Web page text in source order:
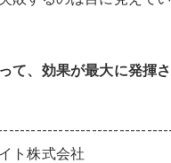
て、効果が最大に発揮
ト株式会社